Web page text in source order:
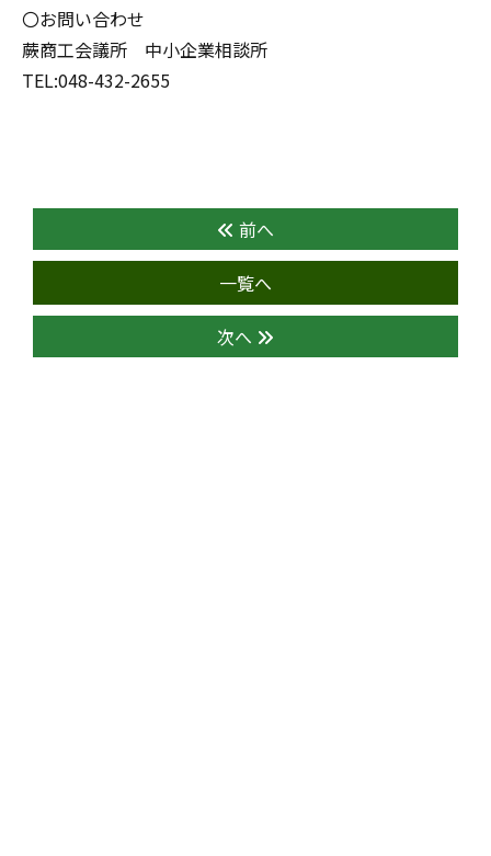
〇お問い合わせ
蕨商工会議所 中小企業相談所
TEL:048-432-2655
前へ
一覧へ
次へ